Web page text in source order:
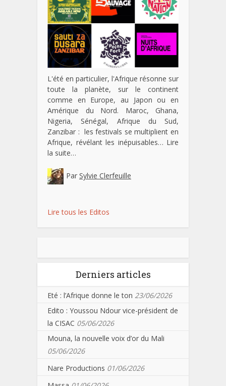
L'été en particulier, l'Afrique résonne sur
toute la planète, sur le continent
comme en Europe, au Japon ou en
Amérique du Nord. Maroc, Ghana,
Nigeria, Sénégal, Afrique du Sud,
Zanzibar : les festivals se multiplient en
Afrique, révélant les inépuisables… Lire
la suite…
Par Sylvie Clerfeuille
Lire tous les Editos
Derniers articles
Eté : l’Afrique donne le ton 23/06/2026
Edito : Youssou Ndour vice-président de
la CISAC 05/06/2026
Mouna, la nouvelle voix d’or du Mali
05/06/2026
Nare Productions 01/06/2026